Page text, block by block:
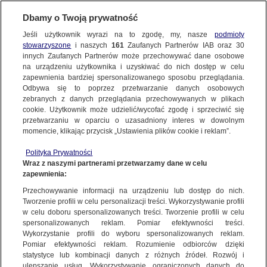
NAJNOWSZE
ZOBACZ FAKTY
FAKTY PO FAKTACH
FAKTY O ŚWIECIE
WIĘCEJ
KANAŁY
Dzień dobry!
Jedno konto do wszystkich usług
EUROPEJSKI TRYBUNAŁ PRAW CZŁOWIEKA
Dbamy o Twoją prywatność
Jeśli użytkownik wyrazi na to zgodę, my, nasze podmioty
stowarzyszone i naszych 161Zaufanych Partnerów IAB oraz 30
innych Zaufanych Partnerów może przechowywać dane osobowe
na urządzeniu użytkownika i uzyskiwać do nich dostęp w celu
zapewnienia bardziej spersonalizowanego sposobu przeglądania.
Odbywa się to poprzez przetwarzanie danych osobowych
zebranych z danych przeglądania przechowywanych w plikach
cookie. Użytkownik może udzielić/wycofać zgodę i sprzeciwić się
przetwarzaniu w oparciu o uzasadniony interes w dowolnym
momencie, klikając przycisk „Ustawienia plików cookie i reklam”.
Polityka Prywatności
Wraz z naszymi partnerami przetwarzamy dane w celu
zapewnienia:
Przechowywanie informacji na urządzeniu lub dostęp do nich.
Tworzenie profili w celu personalizacji treści. Wykorzystywanie profili
w celu doboru spersonalizowanych treści. Tworzenie profili w celu
spersonalizowanych reklam. Pomiar efektywności treści.
Wykorzystanie profili do wyboru spersonalizowanych reklam.
Pomiar efektywności reklam. Rozumienie odbiorców dzięki
statystyce lub kombinacji danych z różnych źródeł. Rozwój i